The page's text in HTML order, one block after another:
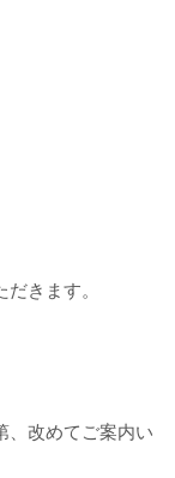
きます。
、改めてご案内い